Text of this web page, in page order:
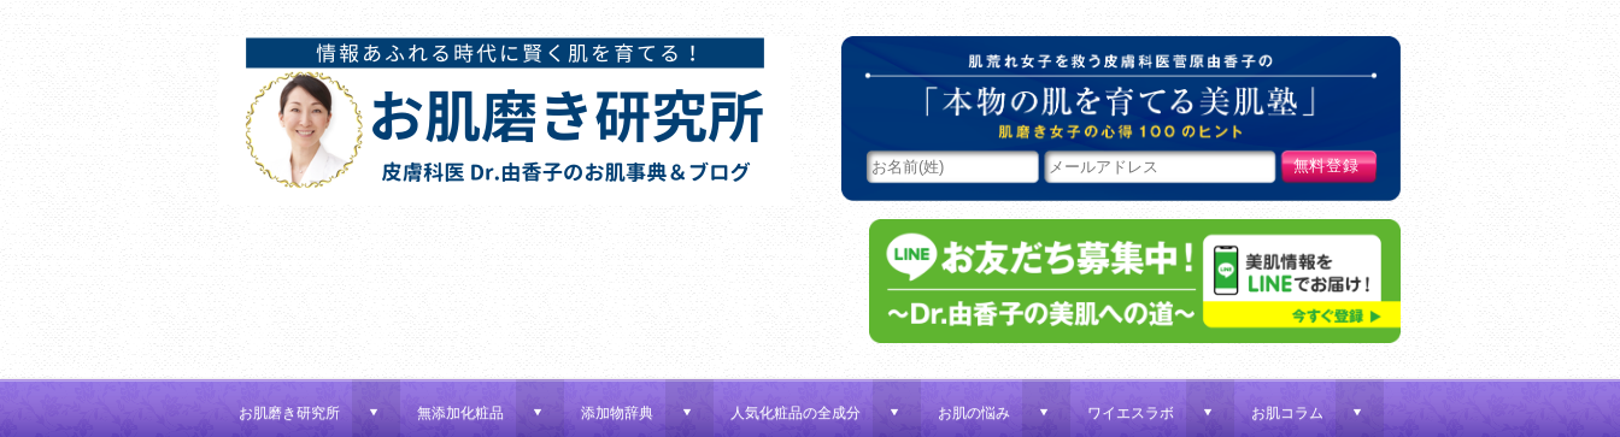
肌荒れ女子を救う皮膚科医菅
お肌磨き研究所 d 無添加化粧品 d 添加物辞典 d 人気化粧品の全成分 d お肌の悩み d ワイエスラボ d お肌コラム d